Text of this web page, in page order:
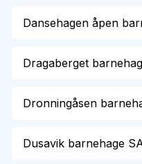
Dansehagen åpen
Dragaberget
Dronningåsen
Dusavik barnehage